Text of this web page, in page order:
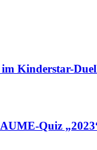
Kinderstar-
Quiz